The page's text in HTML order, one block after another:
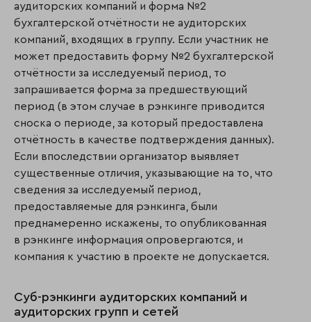
аудиторских компаний и форма №2
бухгалтерской отчётности не аудиторских
компаний, входящих в группу. Если участник не
может предоставить форму №2 бухгалтерской
отчётности за исследуемый период, то
запрашивается форма за предшествующий
период (в этом случае в рэнкинге приводится
сноска о периоде, за который предоставлена
отчётность в качестве подтверждения данных).
Если впоследствии организатор выявляет
существенные отличия, указывающие на то, что
сведения за исследуемый период,
предоставляемые для рэнкинга, были
преднамеренно искажены, то опубликованная
в рэнкинге информация опровергаются, и
компания к участию в проекте не допускается.
Суб-рэнкинги аудиторских компаний и
аудиторских групп и сетей